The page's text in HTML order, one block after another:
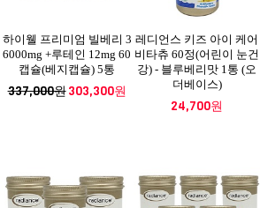
하이웰 프리미엄 빌베리 3
6000mg +루테인 12mg 60
캡슐(베지캡슐) 5통
337,000원303,300원
레디언스 키즈 아이 케어
비타츄 60정(어린이 눈건
강) - 블루베리맛 1통 (오
더베이스)
24,700원